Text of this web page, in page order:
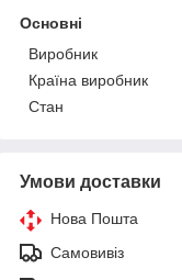
Основні
Виробник
Країна виробник
Стан
Умови доставки
Нова Пошта
Самовивіз